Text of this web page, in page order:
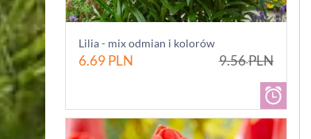
Lilia - mix odmian i kolorów
6.69PLN 9.56PLN